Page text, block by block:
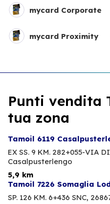
mycard Corporate
mycard Proximity
Punti vendita
tua zona
Tamoil 6119
EX SS. 9 KM. 282+055-VIA
Casalpusterlengo
5,9 km
Tamoil 7226 Somaglia
SP. 126 KM. 6+436 SNC,